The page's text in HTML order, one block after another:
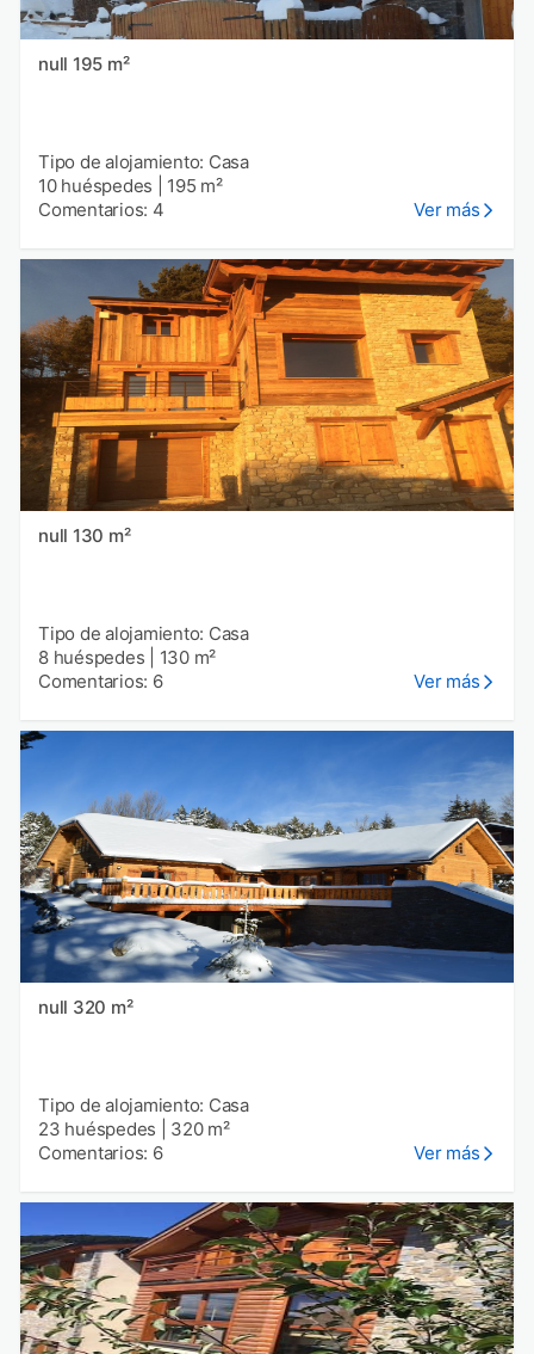
null 195 m²
Tipo de alojamiento: Casa
10 huéspedes
195 m²
Comentarios: 4
Ver más
null 130 m²
Tipo de alojamiento: Casa
8 huéspedes
130 m²
Comentarios: 6
Ver más
null 320 m²
Tipo de alojamiento: Casa
23 huéspedes
320 m²
Comentarios: 6
Ver más